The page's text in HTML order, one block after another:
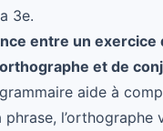
3e.
entre un exercice
et de
aide à
l’orthographe